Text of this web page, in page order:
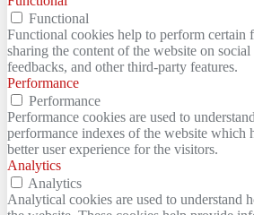
Functional
Functional cookies help to perform certain
sharing the content of the website on
feedbacks, and other third-party features.
Performance
Performance
Performance cookies are used to
performance indexes of the website which
better user experience for the visitors.
Analytics
Analytics
Analytical cookies are used to understand